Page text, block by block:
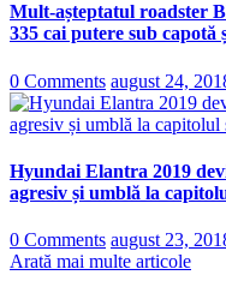
Mult-așteptatul roadster
335 cai putere sub capotă
0 Comments august 24,
Hyundai Elantra 2019
agresiv și umblă la
0 Comments august 23,
Arată mai multe articole